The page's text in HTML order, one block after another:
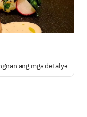
ang mga detalye